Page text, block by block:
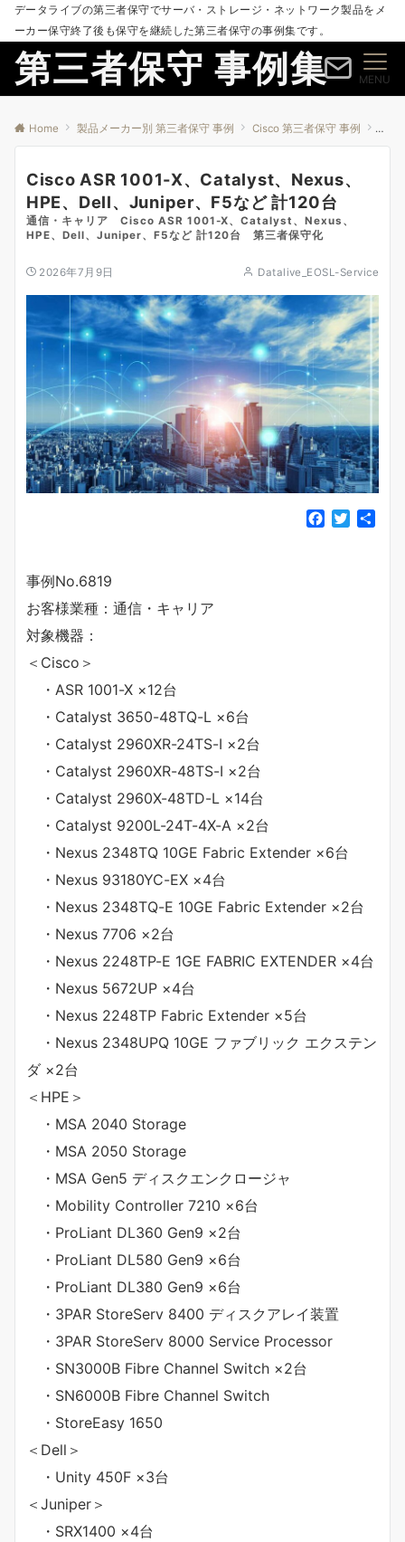
データライブの第三者保守でサーバ・ストレージ・ネットワーク製品をメ
ーカー保守終了後も保守を継続した第三者保守の事例集です。
第三者保守 事例集 MENU
Home 製品メーカー別 第三者保守 事例 Cisco 第三者保守 事例
Cisco ASR 1001-X、Catalyst、Nexus、
HPE、Dell、Juniper、F5など 計120台
通信・キャリア Cisco ASR 1001-X、Catalyst、Nexus、
HPE、Dell、Juniper、F5など 計120台 第三者保守化
2026年7月9日 Datalive_EOSL-Service
事例No.6819
お客様業種：通信・キャリア
対象機器：
＜Cisco＞
・ASR 1001-X ×12台
・Catalyst 3650-48TQ-L ×6台
・Catalyst 2960XR-24TS-I ×2台
・Catalyst 2960XR-48TS-I ×2台
・Catalyst 2960X-48TD-L ×14台
・Catalyst 9200L-24T-4X-A ×2台
・Nexus 2348TQ 10GE Fabric Extender ×6台
・Nexus 93180YC-EX ×4台
・Nexus 2348TQ-E 10GE Fabric Extender ×2台
・Nexus 7706 ×2台
・Nexus 2248TP-E 1GE FABRIC EXTENDER ×4台
・Nexus 5672UP ×4台
・Nexus 2248TP Fabric Extender ×5台
・Nexus 2348UPQ 10GE ファブリック エクステン
ダ ×2台
＜HPE＞
・MSA 2040 Storage
・MSA 2050 Storage
・MSA Gen5 ディスクエンクロージャ
・Mobility Controller 7210 ×6台
・ProLiant DL360 Gen9 ×2台
・ProLiant DL580 Gen9 ×6台
・ProLiant DL380 Gen9 ×6台
・3PAR StoreServ 8400 ディスクアレイ装置
・3PAR StoreServ 8000 Service Processor
・SN3000B Fibre Channel Switch ×2台
・SN6000B Fibre Channel Switch
・StoreEasy 1650
＜Dell＞
・Unity 450F ×3台
＜Juniper＞
・SRX1400 ×4台